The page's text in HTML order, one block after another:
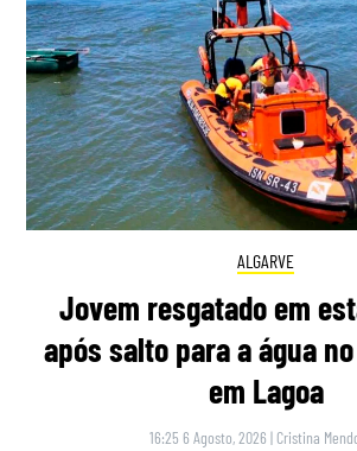
ALGARVE
Jovem resgatado em
após salto para a água
em Lagoa
16:25 6 Agosto, 2026 | Cristina